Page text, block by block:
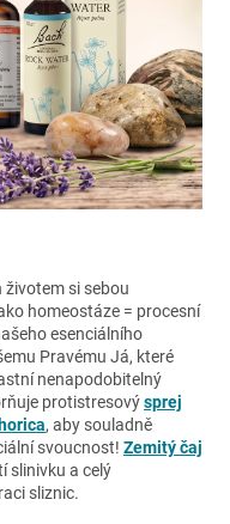
životem si sebou
homeostáze = procesní
esenciálního
Pravému Já, které
nenapodobitelný
protistresovýsprej
, aby souladně
svoucnost! Zemitý čaj
slinivku a celý
sliznic.